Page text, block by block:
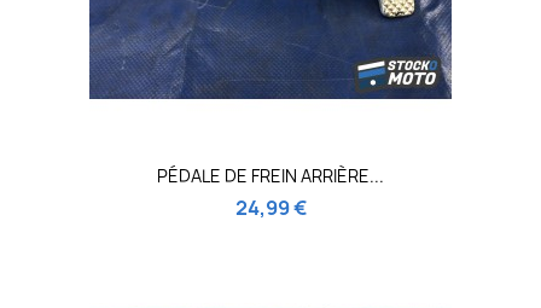
PÉDALE DE FREIN ARRIÈRE...
24,99 €